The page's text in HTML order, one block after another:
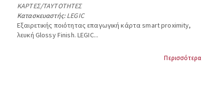
ΚΑΡΤΕΣ/ΤΑΥΤΟΤΗΤΕΣ
Κατασκευαστής:LEGIC
Εξαιρετικής ποιότητας επαγωγική κάρτα smart proximity,
λευκή Glossy Finish. LEGIC...
Περισσότερα